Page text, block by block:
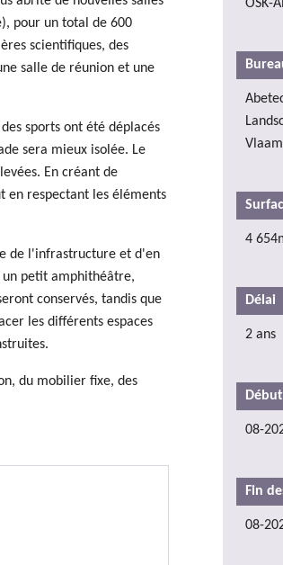
pour un total de 600
scientifiques, des
salle de réunion et une
sports ont été déplacés
sera mieux isolée. Le
En créant de
en respectant les éléments
de l'infrastructure et d'en
un petit amphithéâtre,
conservés, tandis que
les différents espaces
du mobilier fixe, des
OSK-
4
Délai
2 ans
08-
Fin
08-